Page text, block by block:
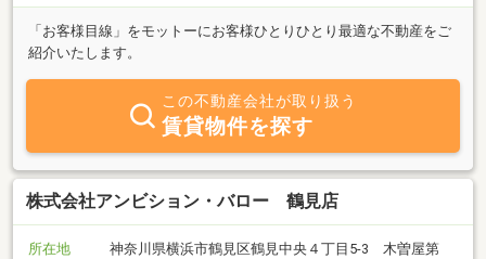
「お客様目線」をモットーにお客様ひとりひとり最適な不動産をご
紹介いたします。
この不動産会社が取り扱う
賃貸物件を探す
株式会社アンビション・バロー 鶴見店
所在地
神奈川県横浜市鶴見区鶴見中央４丁目5-3 木曽屋第